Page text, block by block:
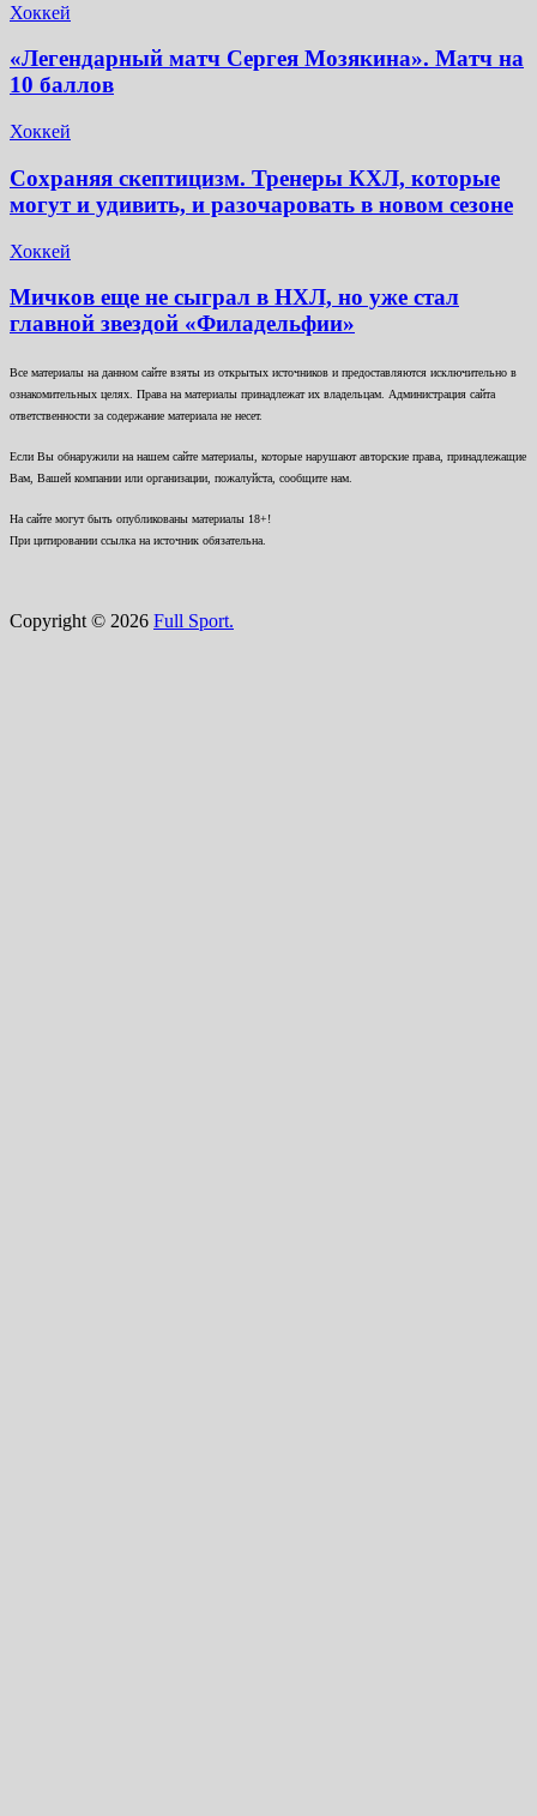
Хоккей
«Легендарный матч Сергея Мозякина». Матч на
10 баллов
Хоккей
Сохраняя скептицизм. Тренеры КХЛ, которые
могут и удивить, и разочаровать в новом сезоне
Хоккей
Мичков еще не сыграл в НХЛ, но уже стал
главной звездой «Филадельфии»
Все материалы на данном сайте взяты из открытых источников и предоставляются исключительно в
ознакомительных целях. Права на материалы принадлежат их владельцам. Администрация сайта
ответственности за содержание материала не несет.
Если Вы обнаружили на нашем сайте материалы, которые нарушают авторские права, принадлежащие
Вам, Вашей компании или организации, пожалуйста, сообщите нам.
На сайте могут быть опубликованы материалы 18+!
При цитировании ссылка на источник обязательна.
Copyright © 2026 Full Sport.